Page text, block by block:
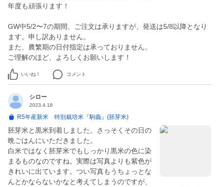
年度も頑張ります！
GW中5/2〜7の期間、ご注文は承りますが、発送は5/8以降となり
ます。申し訳ありません。
また、農繁期の日付指定は承っておりません。
ご理解のほど、よろしくお願いします！
いいね！ コメント
シロー
2023.4.18
R5年産新米 特別栽培米『駒義』(胚芽米)
胚芽米と黒米到着しました。さっそくその日の
晩ごはんにいただきました。
白米ではなく胚芽米でもしっかり黒米の色に染
まるものなのですね。実際は写真よりも紫色が
きれいに出ています。つい写真もうちょっとな
んとかならないかなと考えてしまうのですが、